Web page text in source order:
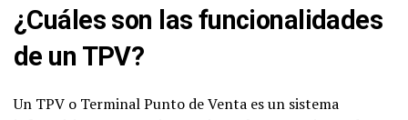
¿Cuáles son las funcionalidades
de un TPV?
Un TPV o Terminal Punto de Venta es un sistema